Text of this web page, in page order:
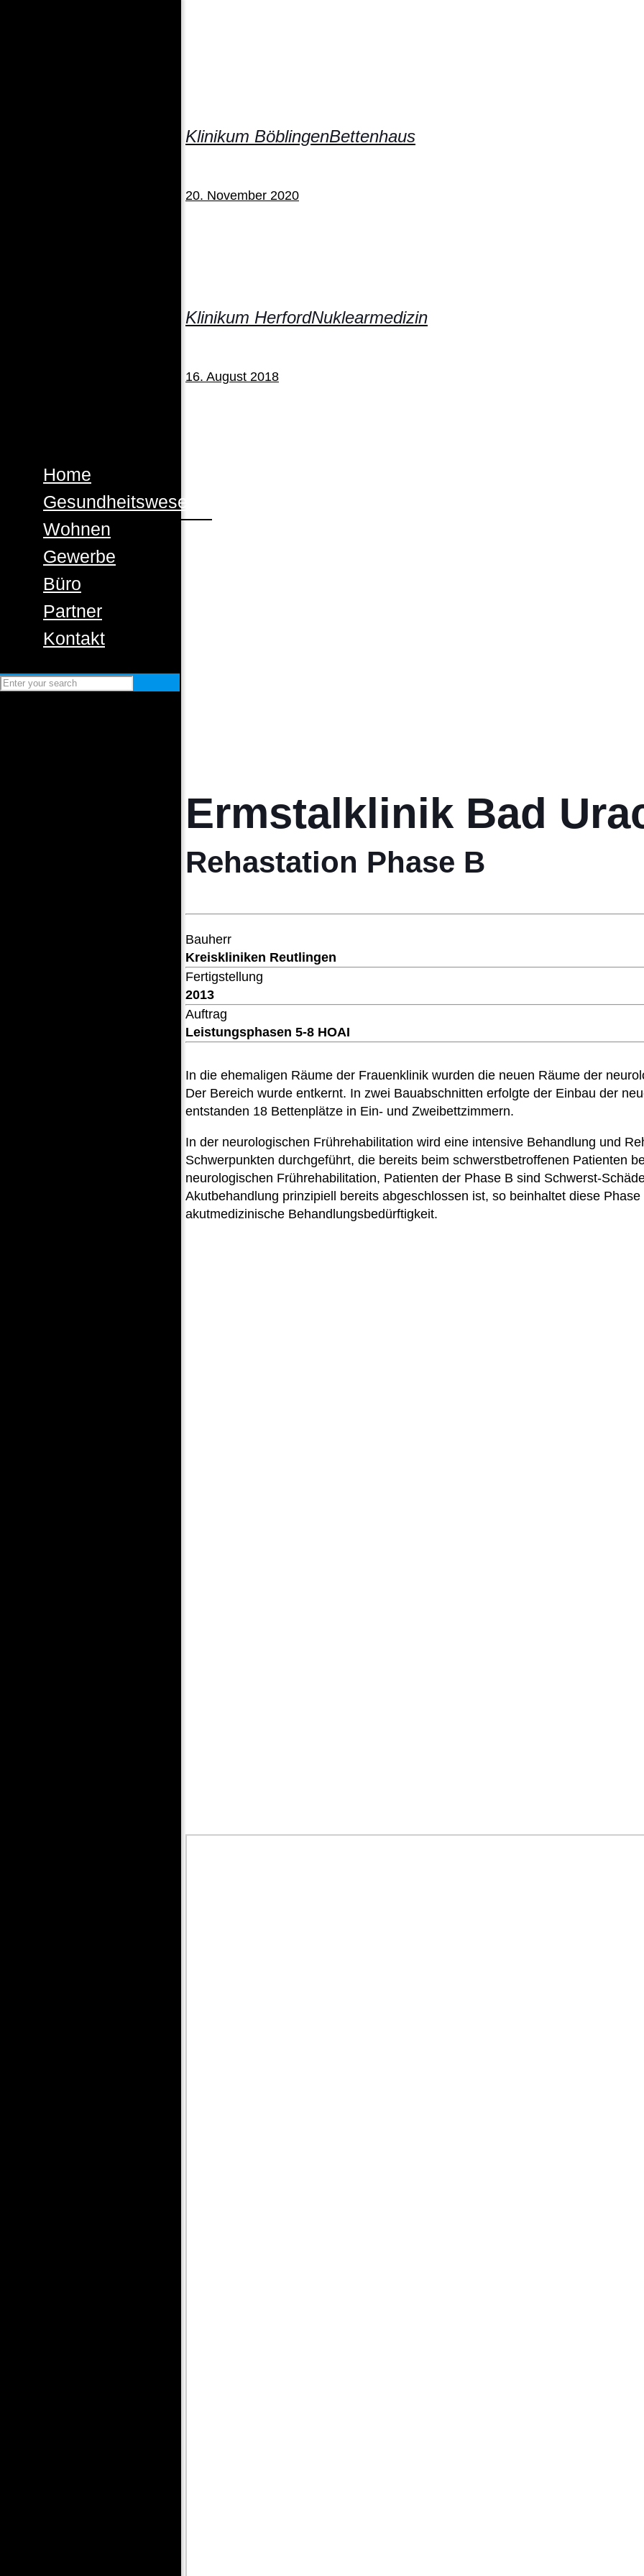
Home
Gesundheitswesen
Wohnen
Gewerbe
Büro
Partner
Kontakt
Klinikum BöblingenBettenhaus
20. November 2020
Klinikum HerfordNuklearmedizin
16. August 2018
Ermstalklinik Bad
Rehastation Phase B
Bauherr
Kreiskliniken Reutlingen
Fertigstellung
2013
Auftrag
Leistungsphasen 5-8 HOAI
In die ehemaligen Räume der Frauenklinik wurden die neuen Räume der
Der Bereich wurde entkernt. In zwei Bauabschnitten erfolgte der Einbau der
entstanden 18 Bettenplätze in Ein- und Zweibettzimmern.
In der neurologischen Frührehabilitation wird eine intensive Behandlung und
Schwerpunkten durchgeführt, die bereits beim schwerstbetroffenen Patienten
neurologischen Frührehabilitation, Patienten der Phase B sind Schwerst-
Akutbehandlung prinzipiell bereits abgeschlossen ist, so beinhaltet diese
akutmedizinische Behandlungsbedürftigkeit.